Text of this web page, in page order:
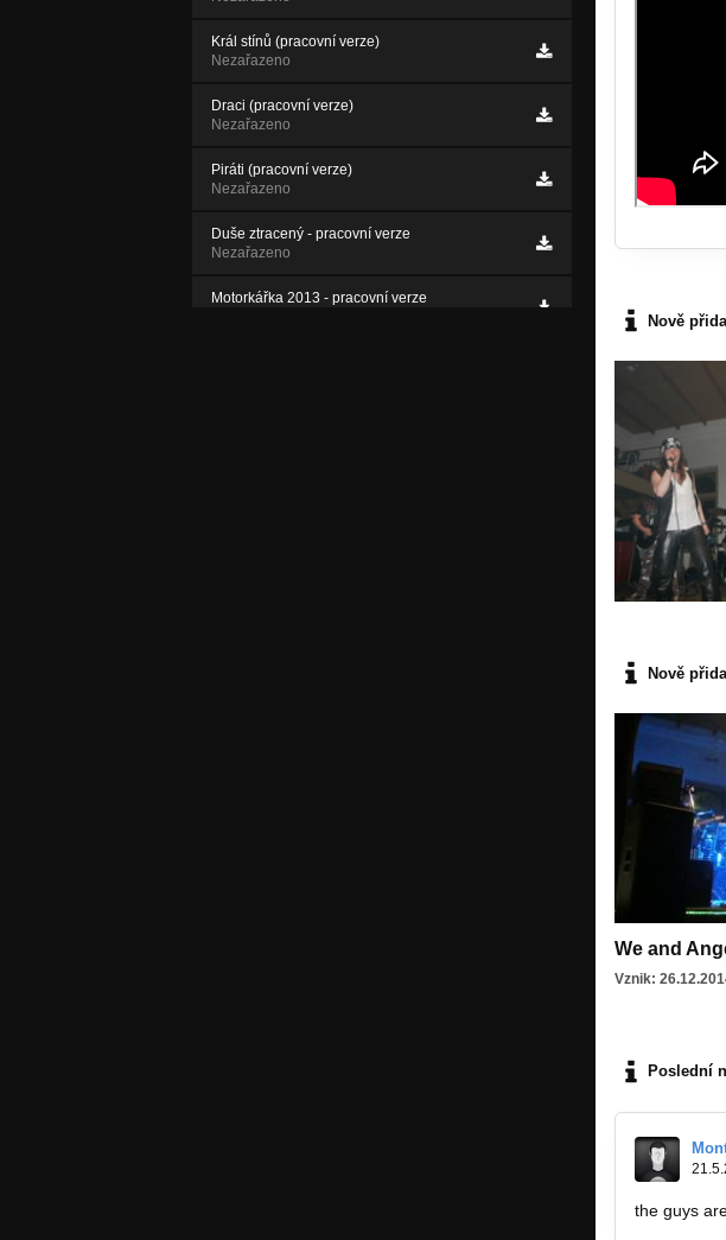
Král stínů (pracovní verze)
Nezařazeno
Draci (pracovní verze)
Nezařazeno
Piráti (pracovní verze)
Nezařazeno
Duše ztracený - pracovní verze
Nezařazeno
Motorkářka 2013 - pracovní verze
Nově
Nově
We and
Vznik:
Poslední
the guys